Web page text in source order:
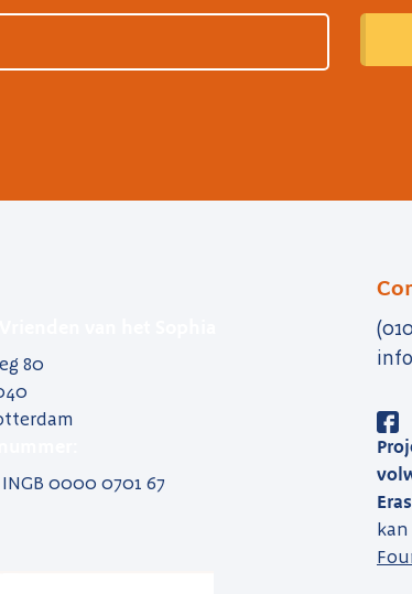
80
INGB 0000 0701 67
kan